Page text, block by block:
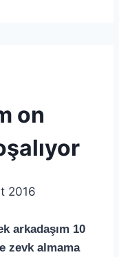
on
2016
arkadaşım 10
zevk almama